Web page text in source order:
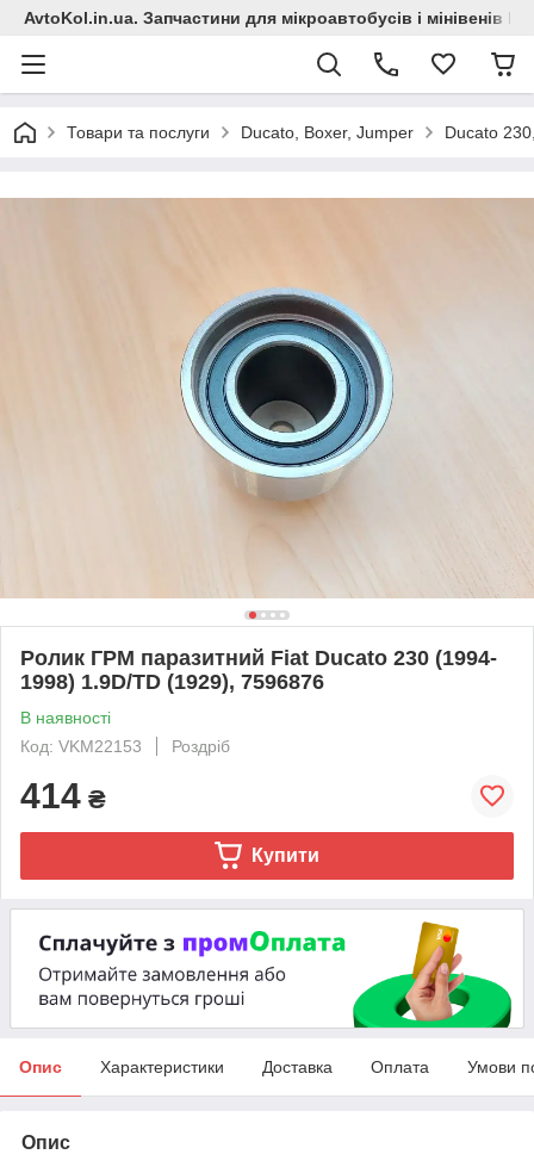
AvtoKol.in.ua. Запчастини для мікроавтобусів і мінівенів
Товари та послуги Ducato, Boxer, Jumper Ducato
Ролик ГРМ паразитний Fiat Ducato 230 (1994-
1998) 1.9D/TD (1929), 7596876
В наявності
Код: VKM22153
Роздріб
414 ₴
Купити
Опис Характеристики Доставка Оплата Умови
Опис